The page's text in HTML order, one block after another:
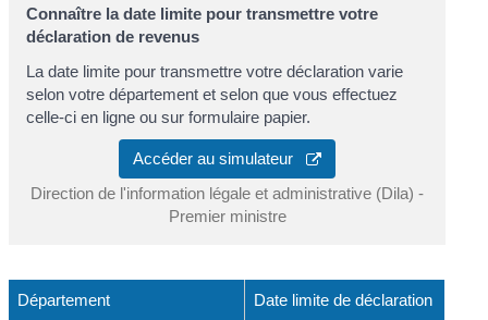
Connaître la date limite pour transmettre votre
déclaration de revenus
La date limite pour transmettre votre déclaration varie
selon votre département et selon que vous effectuez
celle-ci en ligne ou sur formulaire papier.
Accéder au simulateur
Direction de l'information légale et administrative (Dila) -
Premier ministre
Département Date limite de déclaration